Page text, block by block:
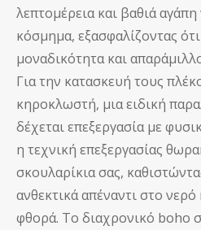
λεπτομέρεια και βαθιά
κόσμημα, εξασφαλίζοντας
μοναδικότητα και
Για την κατασκευή τους
κηροκλωστή, μια ειδική
δέχεται επεξεργασία με
η τεχνική επεξεργασίας
σκουλαρίκια σας,
ανθεκτικά απέναντι στο
φθορά. Το διαχρονικό boho